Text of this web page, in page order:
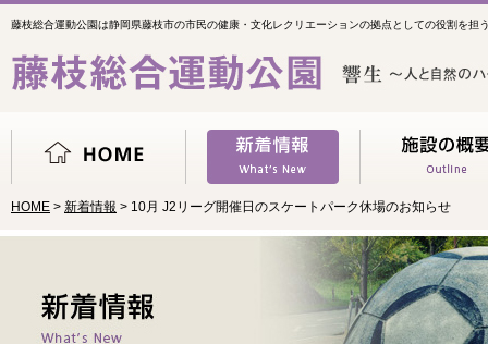
藤枝総合運動公園は静岡県藤枝市の市民の健康・文化レクリエーションの拠点としての役割を担
HOME > 新着情報 > 10月 J2リーグ開催日のスケートパーク休場のお知らせ